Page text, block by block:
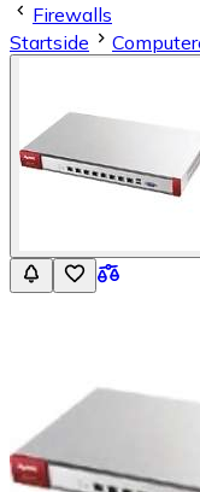
Firewalls
Startside